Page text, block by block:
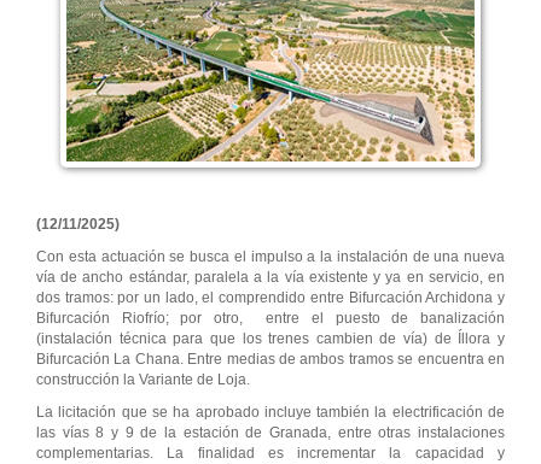
(12/11/2025)
Con esta actuación se busca el impulso a la instalación de una nueva
vía de ancho estándar, paralela a la vía existente y ya en servicio, en
dos tramos: por un lado, el comprendido entre Bifurcación Archidona y
Bifurcación Riofrío; por otro, entre el puesto de banalización
(instalación técnica para que los trenes cambien de vía) de Íllora y
Bifurcación La Chana. Entre medias de ambos tramos se encuentra en
construcción la Variante de Loja.
La licitación que se ha aprobado incluye también la electrificación de
las vías 8 y 9 de la estación de Granada, entre otras instalaciones
complementarias. La finalidad es incrementar la capacidad y